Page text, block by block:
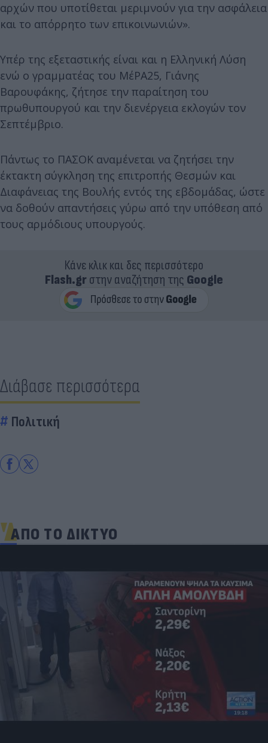
αρχών που υποτίθεται μεριμνούν για την ασφάλεια
και το απόρρητο των επικοινωνιών».
Υπέρ της εξεταστικής είναι και η Ελληνική Λύση
ενώ ο γραμματέας του ΜέΡΑ25, Γιάνης
Βαρουφάκης, ζήτησε την παραίτηση του
πρωθυπουργού και την διενέργεια εκλογών τον
Σεπτέμβριο.
Πάντως το ΠΑΣΟΚ αναμένεται να ζητήσει την
έκτακτη σύγκληση της επιτροπής Θεσμών και
Διαφάνειας της Βουλής εντός της εβδομάδας, ώστε
να δοθούν απαντήσεις γύρω από την υπόθεση από
τους αρμόδιους υπουργούς.
Κάνε κλικ και δες περισσότερο
Flash.grστην αναζήτηση της Google
Διάβασε περισσότερα
Πολιτική
ΑΠΟ ΤΟ ΔΙΚΤΥΟ